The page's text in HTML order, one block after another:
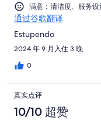
满意：清洁度、服务
通过谷歌翻译
Estupendo
2024 年 9 月入住 3 晚
0
真实点评
10/10 超赞